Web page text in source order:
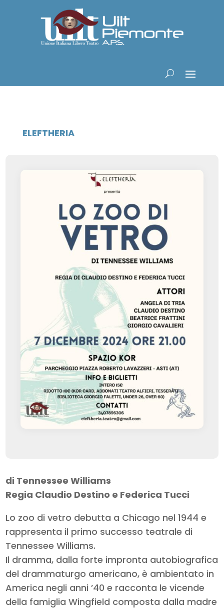
ELEFTHERIA
di Tennessee Williams
Regia Claudio Destino e Federica Tucci
Lo zoo di vetro debutta a Chicago nel 1944 e
rappresenta il primo successo teatrale di
Tennessee Williams.
Il dramma, dalla forte impronta autobiografica
del drammaturgo americano, è ambientato in
America negli anni ’40 e racconta le vicende
della famiglia Wingfield composta dalla madre